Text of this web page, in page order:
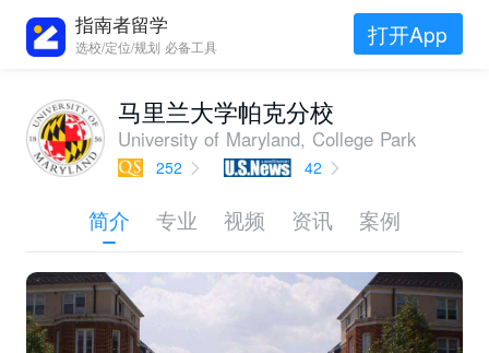
指南者留学
选校/定位/规划 必备工具 打开App
马里兰大学帕克分校
University of Maryland, College Park
252 42
简介 专业 视频 资讯 案例